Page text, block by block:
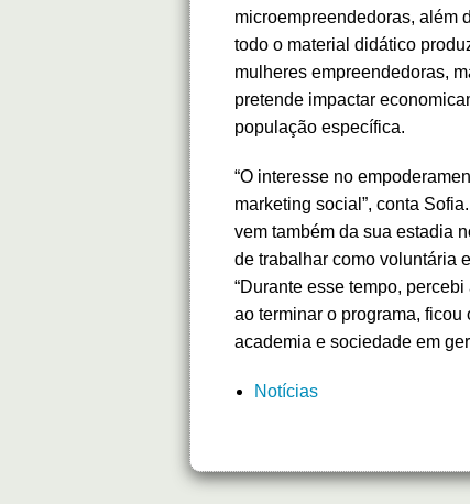
microempreendedoras, além
todo o material didático
mulheres empreendedoras,
pretende impactar
população específica.
“O interesse no
marketing social”, conta
vem também da sua estadia
de trabalhar como voluntária
“Durante esse tempo,
ao terminar o programa,
academia e sociedade em
Notícias